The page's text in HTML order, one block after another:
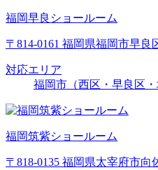
福岡早良ショールーム
〒814-0161 福岡県福岡市早良
対応エリア
福岡市（西区・早良区
福岡筑紫ショールーム
〒818-0135 福岡県太宰府市向